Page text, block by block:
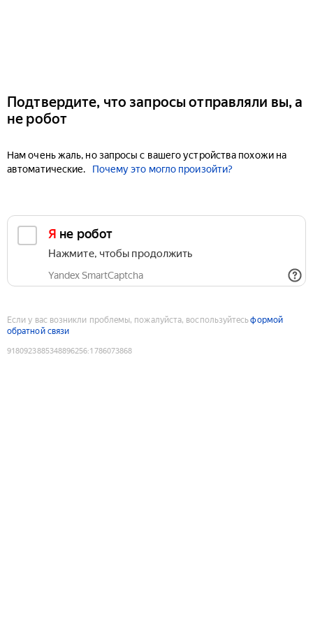
Подтвердите, что запросы отправляли вы, а
не робот
Нам очень жаль, но запросы с вашего устройства похожи на
автоматические.
Почему это могло произойти?
Я не робот
Нажмите, чтобы продолжить
Yandex SmartCaptcha
Если у вас возникли проблемы, пожалуйста, воспользуйтесьформой
обратной связи
9180923885348896256:1786073868